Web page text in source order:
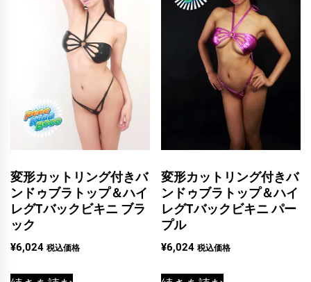
変形カットリング付きバ
ンドゥブラトップ＆ハイ
レグTバックビキニ ブラ
ック
¥6,024 税込価格
変形カットリング付きバ
ンドゥブラトップ＆ハイ
レグTバックビキニ パー
プル
¥6,024 税込価格